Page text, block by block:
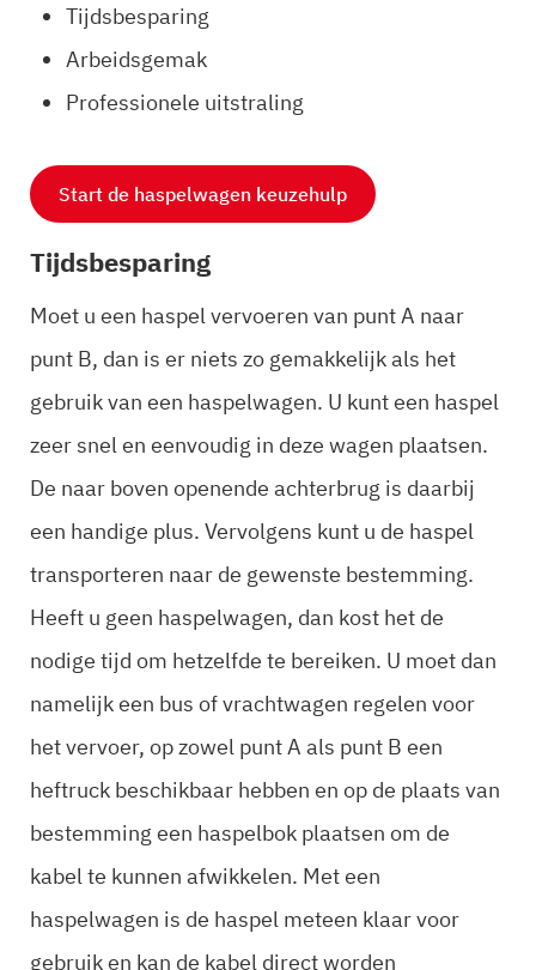
Tijdsbesparing
Arbeidsgemak
Professionele uitstraling
Start de haspelwagen keuzehulp
Tijdsbesparing
Moet u een haspel vervoeren van punt A naar
punt B, dan is er niets zo gemakkelijk als het
gebruik van een haspelwagen. U kunt een haspel
zeer snel en eenvoudig in deze wagen plaatsen.
De naar boven openende achterbrug is daarbij
een handige plus. Vervolgens kunt u de haspel
transporteren naar de gewenste bestemming.
Heeft u geen haspelwagen, dan kost het de
nodige tijd om hetzelfde te bereiken. U moet dan
namelijk een bus of vrachtwagen regelen voor
het vervoer, op zowel punt A als punt B een
heftruck beschikbaar hebben en op de plaats van
bestemming een haspelbok plaatsen om de
kabel te kunnen afwikkelen. Met een
haspelwagen is de haspel meteen klaar voor
gebruik en kan de kabel direct worden